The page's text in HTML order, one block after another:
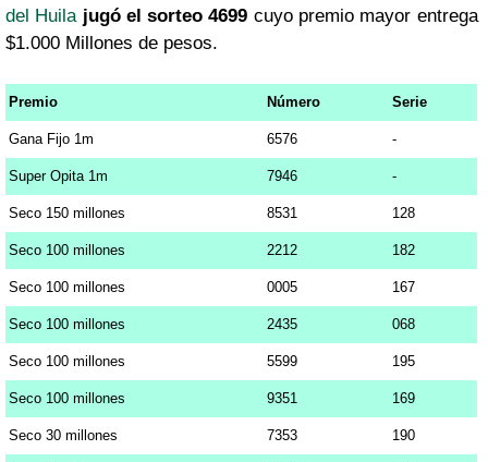
del Huila jugó el sorteo 4699 cuyo premio mayor entrega
$1.000 Millones de pesos.
Premio Número Serie
Gana Fijo 1m 6576 -
Super Opita 1m 7946 -
Seco 150 millones 8531 128
Seco 100 millones 2212 182
Seco 100 millones 0005 167
Seco 100 millones 2435 068
Seco 100 millones 5599 195
Seco 100 millones 9351 169
Seco 30 millones 7353 190